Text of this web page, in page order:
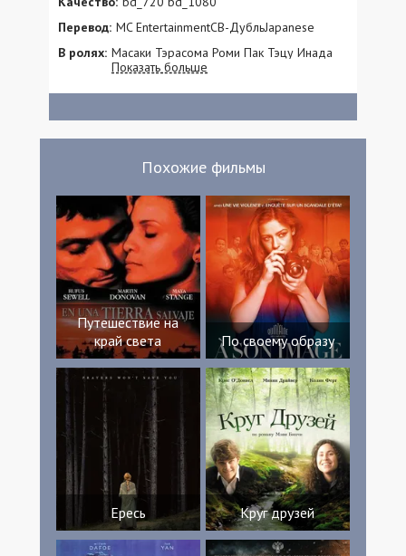
Перевод: MC EntertainmentСВ-ДубльJapanese
В ролях: Масаки Тэрасома Роми Пак Тэцу Инада
Тору Кусано Инукай Дзюндзи Конг Кувата
Показать больше
Похожие фильмы
Путешествие на
край света
По своему образу
Ересь Круг друзей